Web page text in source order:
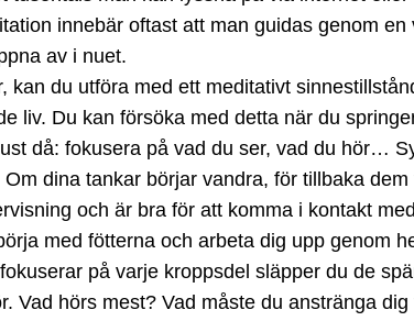
innebär oftast att man guidas genom en
av i nuet.
du utföra med ett meditativt
liv. Du kan försöka med detta när du
då: fokusera på vad du ser, vad du hör…
dina tankar börjar vandra, för tillbaka dem
och är bra för att komma i kontakt
med fötterna och arbeta dig upp genom
på varje kroppsdel släpper du de
hörs mest? Vad måste du anstränga